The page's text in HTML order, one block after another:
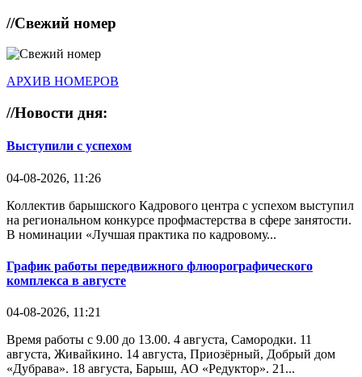
//Свежий номер
АРХИВ НОМЕРОВ
//Новости дня:
Выступили с успехом
04-08-2026, 11:26
Коллектив барышского Кадрового центра с успехом выступил
на региональном конкурсе профмастерства в сфере занятости.
В номинации «Лучшая практика по кадровому...
График работы передвижного флюорографического
комплекса в августе
04-08-2026, 11:21
Время работы с 9.00 до 13.00. 4 августа, Самородки. 11
августа, Живайкино. 14 августа, Приозёрный, Добрый дом
«Дубрава». 18 августа, Барыш, АО «Редуктор». 21...